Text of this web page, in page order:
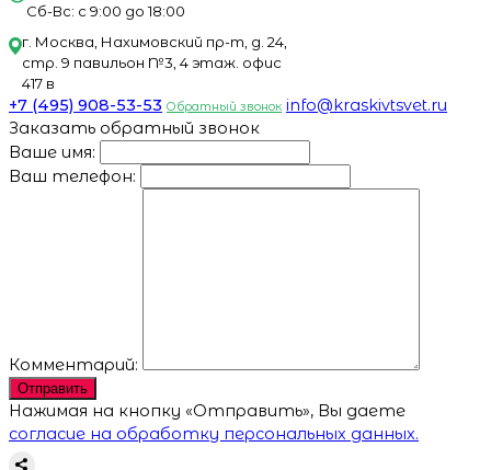
Сб-Вс: с 9:00 до 18:00
г. Москва, Нахимовский пр-т, д. 24,
стр. 9 павильон №3, 4 этаж. офис
417 в
+7 (495) 908-53-53 Обратный звонок info@kraskivtsvet.ru
Заказать обратный звонок
Ваше имя:
Ваш телефон:
Комментарий:
Отправить
Нажимая на кнопку «Отправить», Вы даете
согласие на обработку персональных данных.